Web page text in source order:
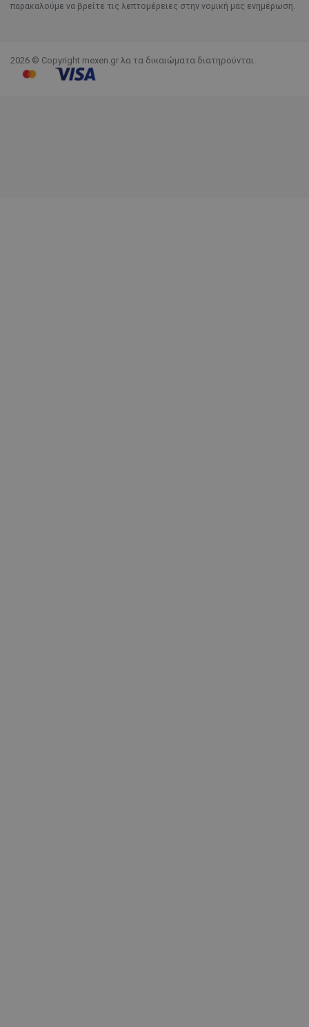
παρακαλούμε να βρείτε τις λεπτομέρειες στην νομική μας ενημέρωση.
2026 © Copyright mexen.gr λα τα δικαιώματα διατηρούνται.